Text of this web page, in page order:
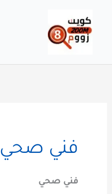
المحتوى
فني صحي
فني صحي